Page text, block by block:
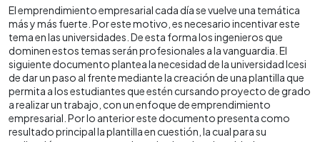
El emprendimiento empresarial cada día se vuelve una temática
más y más fuerte. Por este motivo, es necesario incentivar este
tema en las universidades. De esta forma los ingenieros que
dominen estos temas serán profesionales a la vanguardia. El
siguiente documento plantea la necesidad de la universidad Icesi
de dar un paso al frente mediante la creación de una plantilla que
permita a los estudiantes que estén cursando proyecto de grado
a realizar un trabajo, con un enfoque de emprendimiento
empresarial. Por lo anterior este documento presenta como
resultado principal la plantilla en cuestión, la cual para su